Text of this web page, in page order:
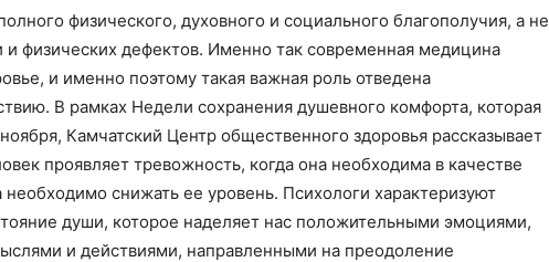
физического, духовного и социального благополучия, а не
и физических дефектов. Именно так современная медицина
и именно поэтому такая важная роль отведена
В рамках Недели сохранения душевного комфорта, которая
Камчатский Центр общественного здоровья рассказывает
проявляет тревожность, когда она необходима в качестве
необходимо снижать ее уровень. Психологи характеризуют
души, которое наделяет нас положительными эмоциями,
и действиями, направленными на преодоление